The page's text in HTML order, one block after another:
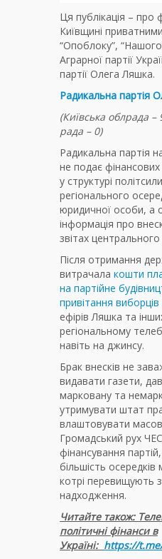
Ця публікація – про
Київщині
“Опоблоку”,
Аграрної партії
партії Олега Ляшка.
Радикальна партія
(Київська облрада –
рада – 0)
Радикальна партія
не подає фінансових
у структурі
регіонального
юридичної особи, а
інформація про
звітах центрального
Після отримання
витрачала кошти
на партійне
привітання виборців
ефірів Ляшка та
регіональному
навіть на джинсу.
Брак внесків не
видавати газети,
марковану та
утримувати штат
влаштовувати
Громадський рух
фінансування
більшість
котрі перевищують
надходження.
Читайте також:
політичні фінанси в
Україні: https://